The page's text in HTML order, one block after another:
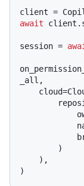
await
session =
_all,